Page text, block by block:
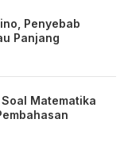
Penyebab
Panjang
Matematika